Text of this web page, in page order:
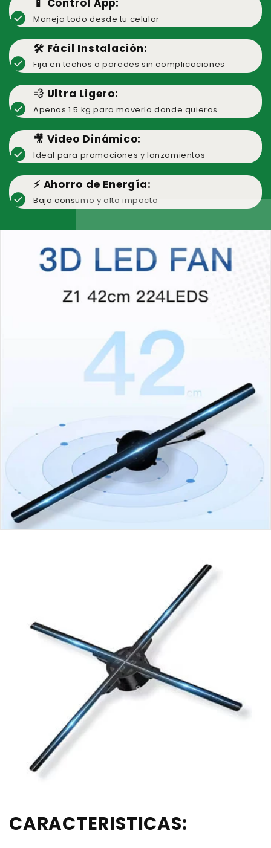
check_circle
📱 Control App:
Maneja todo desde tu celular
check_circle
🛠️ Fácil Instalación:
Fija en techos o paredes sin complicaciones
check_circle
💨 Ultra Ligero:
Apenas 1.5 kg para moverlo donde quieras
check_circle
🎥 Video Dinámico:
Ideal para promociones y lanzamientos
check_circle
⚡ Ahorro de Energía:
Bajo consumo y alto impacto
CARACTERISTICAS: